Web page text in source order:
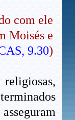
com ele
Moisés e
9.30)